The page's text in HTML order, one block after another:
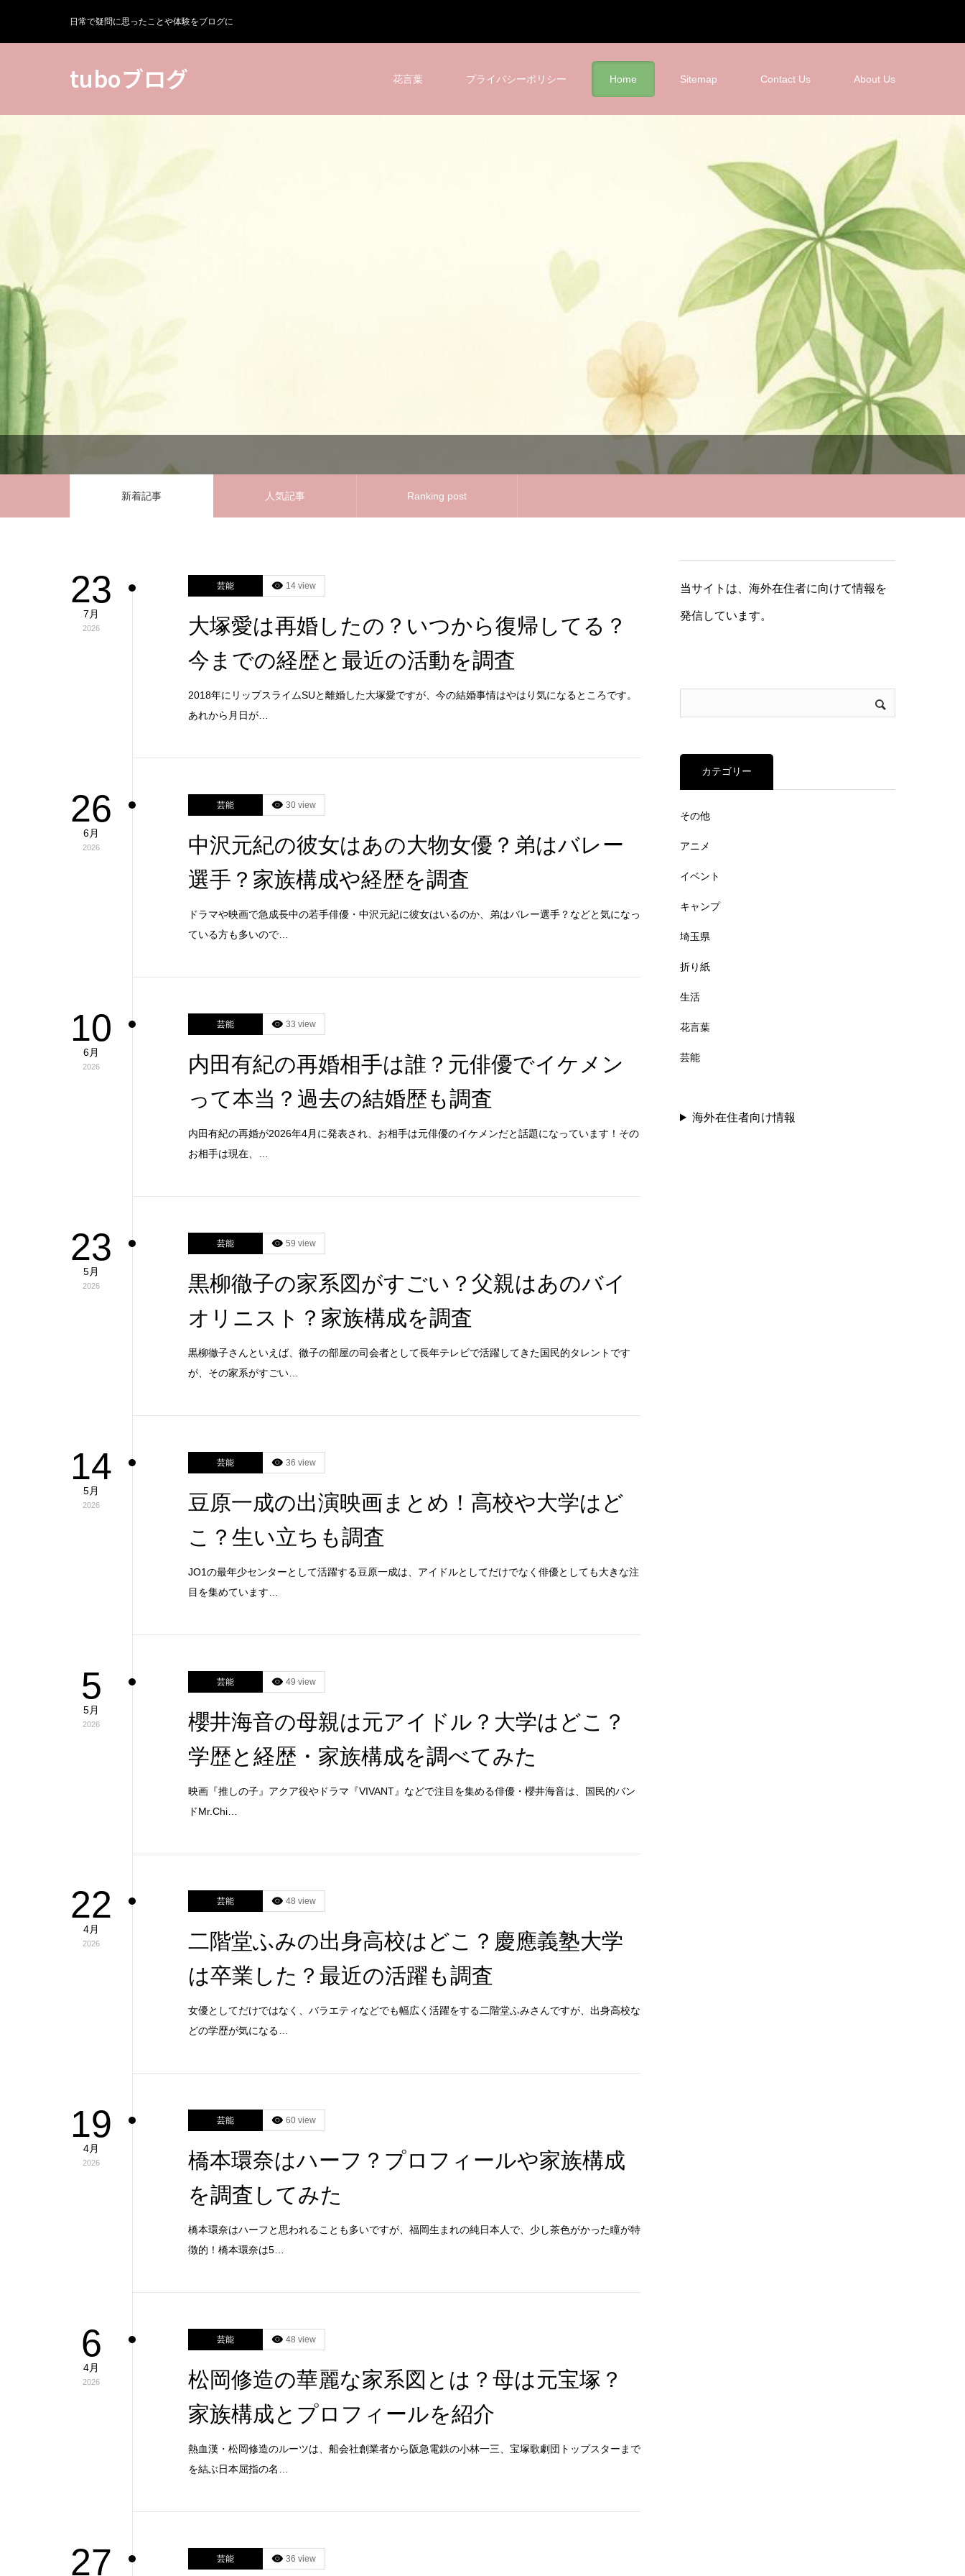
日常で疑問に思ったことや体験をブログに
tuboブログ 花言葉 プライバシーポリシー Home Sitemap Contact Us About Us
新着記事 人気記事 Ranking post
23
7月
2026
芸能 14 view
大塚愛は再婚したの？いつから復帰してる？
今までの経歴と最近の活動を調査
2018年にリップスライムSUと離婚した大塚愛ですが、今の結婚事情はやはり気になるところです。
あれから月日が…
26
6月
2026
芸能 30 view
中沢元紀の彼女はあの大物女優？弟はバレー
選手？家族構成や経歴を調査
ドラマや映画で急成長中の若手俳優・中沢元紀に彼女はいるのか、弟はバレー選手？などと気になっ
ている方も多いので…
10
6月
2026
芸能 33 view
内田有紀の再婚相手は誰？元俳優でイケメン
って本当？過去の結婚歴も調査
内田有紀の再婚が2026年4月に発表され、お相手は元俳優のイケメンだと話題になっています！その
お相手は現在、…
23
5月
2026
芸能 59 view
黒柳徹子の家系図がすごい？父親はあのバイ
オリニスト？家族構成を調査
黒柳徹子さんといえば、徹子の部屋の司会者として長年テレビで活躍してきた国民的タレントです
が、その家系がすごい…
14
5月
2026
芸能 36 view
豆原一成の出演映画まとめ！高校や大学はど
こ？生い立ちも調査
JO1の最年少センターとして活躍する豆原一成は、アイドルとしてだけでなく俳優としても大きな注
目を集めています…
5
5月
2026
芸能 49 view
櫻井海音の母親は元アイドル？大学はどこ？
学歴と経歴・家族構成を調べてみた
映画『推しの子』アクア役やドラマ『VIVANT』などで注目を集める俳優・櫻井海音は、国民的バン
ドMr.Chi…
22
4月
2026
芸能 48 view
二階堂ふみの出身高校はどこ？慶應義塾大学
は卒業した？最近の活躍も調査
女優としてだけではなく、バラエティなどでも幅広く活躍をする二階堂ふみさんですが、出身高校な
どの学歴が気になる…
19
4月
2026
芸能 60 view
橋本環奈はハーフ？プロフィールや家族構成
を調査してみた
橋本環奈はハーフと思われることも多いですが、福岡生まれの純日本人で、少し茶色がかった瞳が特
徴的！橋本環奈は5…
6
4月
2026
芸能 48 view
松岡修造の華麗な家系図とは？母は元宝塚？
家族構成とプロフィールを紹介
熱血漢・松岡修造のルーツは、船会社創業者から阪急電鉄の小林一三、宝塚歌劇団トップスターまで
を結ぶ日本屈指の名…
27 芸能 36 view
当サイトは、海外在住者に向けて情報を
発信しています。
カテゴリー
その他
アニメ
イベント
キャンプ
埼玉県
折り紙
生活
花言葉
芸能
海外在住者向け情報